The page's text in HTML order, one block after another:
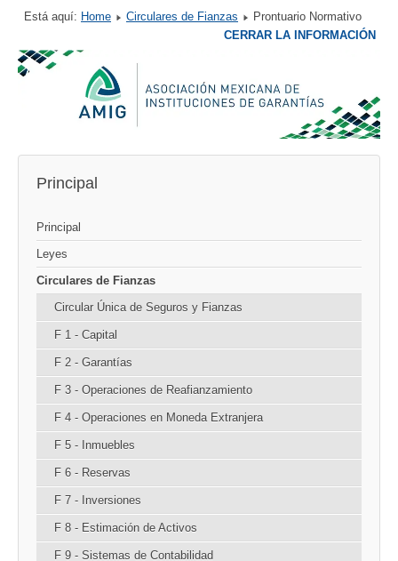
Está aquí: Home Circulares de Fianzas Prontuario Normativo
Principal
Principal
Leyes
Circulares de Fianzas
Circular Única de Seguros y Fianzas
F 1 - Capital
F 2 - Garantías
F 3 - Operaciones de Reafianzamiento
F 4 - Operaciones en Moneda Extranjera
F 5 - Inmuebles
F 6 - Reservas
F 7 - Inversiones
F 8 - Estimación de Activos
F 9 - Sistemas de Contabilidad
CERRAR LA INFORMACIÓN